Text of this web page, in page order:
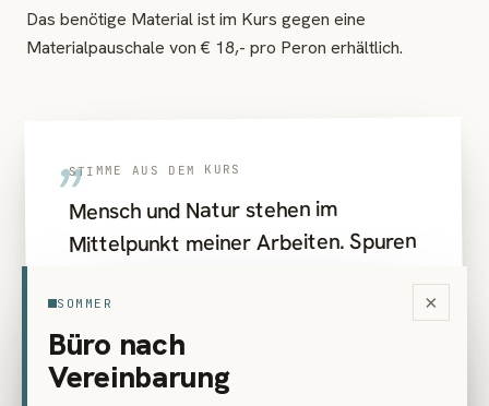
×
SOMMER
Büro nach
Vereinbarung
Das benötige Material ist im Kurs gegen eine
Materialpauschale von € 18,- pro Peron erhältlich.
„STIMME AUS DEM KURS
Mensch und Natur stehen im
Mittelpunkt meiner Arbeiten. Spuren
Manifestationen in verschiedenen
Erscheinungsweisen bilden den
Schwerpunkt meiner künstlerischen